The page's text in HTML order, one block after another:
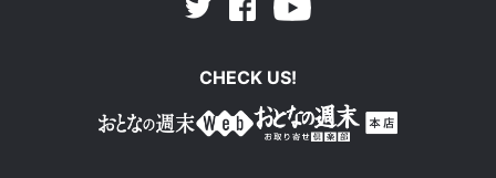
Twitter Facebook
CHECK US!